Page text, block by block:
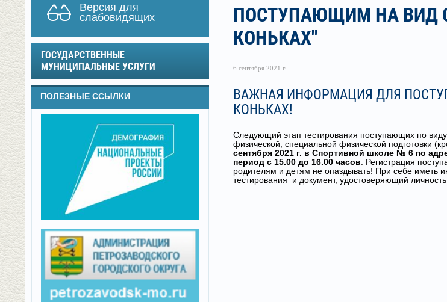
Версия для
слабовидящих
ГОСУДАРСТВЕННЫЕ
МУНИЦИПАЛЬНЫЕ УСЛУГИ
ПОЛЕЗНЫЕ ССЫЛКИ
ПОСТУПАЮЩИМ НА ВИД
КОНЬКАХ"
6 сентября 2021 г.
ВАЖНАЯ ИНФОРМАЦИЯ ДЛЯ
КОНЬКАХ!
Следующий этап тестирования поступающих по
физической, специальной физической подготовки
сентября 2021 г. в Спортивной школе № 6 по
период с 15.00 до 16.00 часов. Регистрация
родителям и детям не опаздывать! При себе иметь
тестирования и документ, удостоверяющий